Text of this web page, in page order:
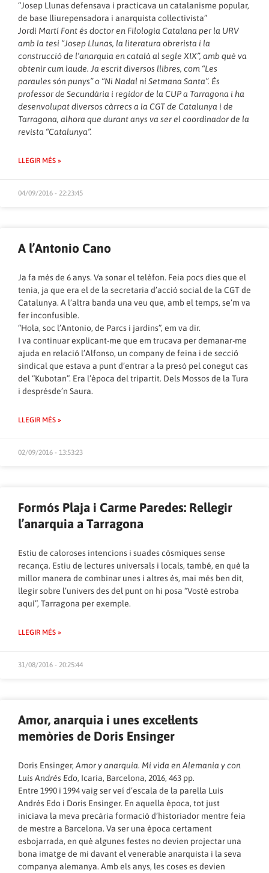
“Josep Llunas defensava i practicava un catalanisme popular,
de base lliurepensadora i anarquista col·lectivista”
Jordi Martí Font és doctor en Filologia Catalana per la URV
amb la tesi “Josep Llunas, la literatura obrerista i la
construcció de l’anarquia en català al segle XIX”, amb què va
obtenir cum laude. Ja escrit diversos llibres, com “Les
paraules són punys” o “Ni Nadal ni Setmana Santa”. És
professor de Secundària i regidor de la CUP a Tarragona i ha
desenvolupat diversos càrrecs a la CGT de Catalunya i de
Tarragona, alhora que durant anys va ser el coordinador de la
revista “Catalunya”.
LLEGIR MÉS »
04/09/2016 - 22:23:45
A l’Antonio Cano
Ja fa més de 6 anys. Va sonar el telèfon. Feia pocs dies que el
tenia, ja que era el de la secretaria d’acció social de la CGT de
Catalunya. A l’altra banda una veu que, amb el temps, se’m va
fer inconfusible.
“Hola, soc l’Antonio, de Parcs i jardins”, em va dir.
I va continuar explicant-me que em trucava per demanar-me
ajuda en relació l’Alfonso, un company de feina i de secció
sindical que estava a punt d’entrar a la presó pel conegut cas
del “Kubotan”. Era l’època del tripartit. Dels Mossos de la Tura
i desprésde’n Saura.
LLEGIR MÉS »
02/09/2016 - 13:53:23
Formós Plaja i Carme Paredes: Rellegir
l’anarquia a Tarragona
Estiu de caloroses intencions i suades còsmiques sense
recança. Estiu de lectures universals i locals, també, en què la
millor manera de combinar unes i altres és, mai més ben dit,
llegir sobre l’univers des del punt on hi posa “Vostè estroba
aquí”, Tarragona per exemple.
LLEGIR MÉS »
31/08/2016 - 20:25:44
Amor, anarquia i unes excel·lents
memòries de Doris Ensinger
Doris Ensinger, Amor y anarquia. Mi vida en Alemania y con
Luis Andrés Edo, Icaria, Barcelona, 2016, 463 pp.
Entre 1990 i 1994 vaig ser veí d’escala de la parella Luis
Andrés Edo i Doris Ensinger. En aquella època, tot just
iniciava la meva precària formació d’historiador mentre feia
de mestre a Barcelona. Va ser una època certament
esbojarrada, en què algunes festes no devien projectar una
bona imatge de mi davant el venerable anarquista i la seva
companya alemanya. Amb els anys, les coses es devien